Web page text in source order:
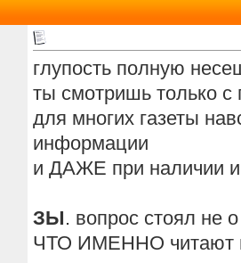
глупость полную
ты смотришь только с
для многих газеты
информации
и ДАЖЕ при наличии
ЗЫ. вопрос стоял не
ЧТО ИМЕННО читают